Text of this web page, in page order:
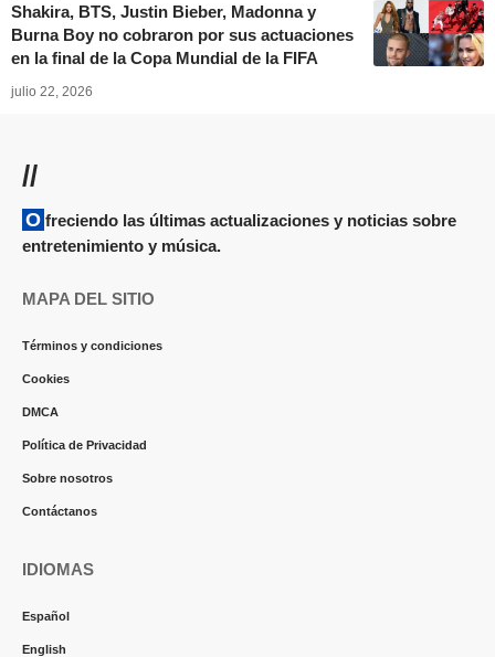
Shakira, BTS, Justin Bieber, Madonna y
Burna Boy no cobraron por sus actuaciones
en la final de la Copa Mundial de la FIFA
julio 22, 2026
//
Ofreciendo las últimas actualizaciones y noticias sobre
entretenimiento y música.
MAPA DEL SITIO
Términos y condiciones
Cookies
DMCA
Política de Privacidad
Sobre nosotros
Contáctanos
IDIOMAS
Español
English